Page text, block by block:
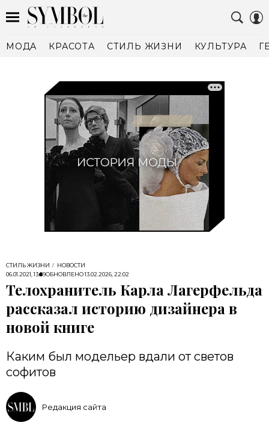
МОДА КРАСОТА СТИЛЬ ЖИЗНИ КУЛЬТУРА
СТИЛЬ ЖИЗНИ
НОВОСТИ
06.01.2021, 13:59ОБНОВЛЕНО13.02.2026, 22:02
Телохранитель Карла Лагерфельда
рассказал историю дизайнера в
новой книге
Каким был модельер вдали от светов
софитов
Редакция сайта